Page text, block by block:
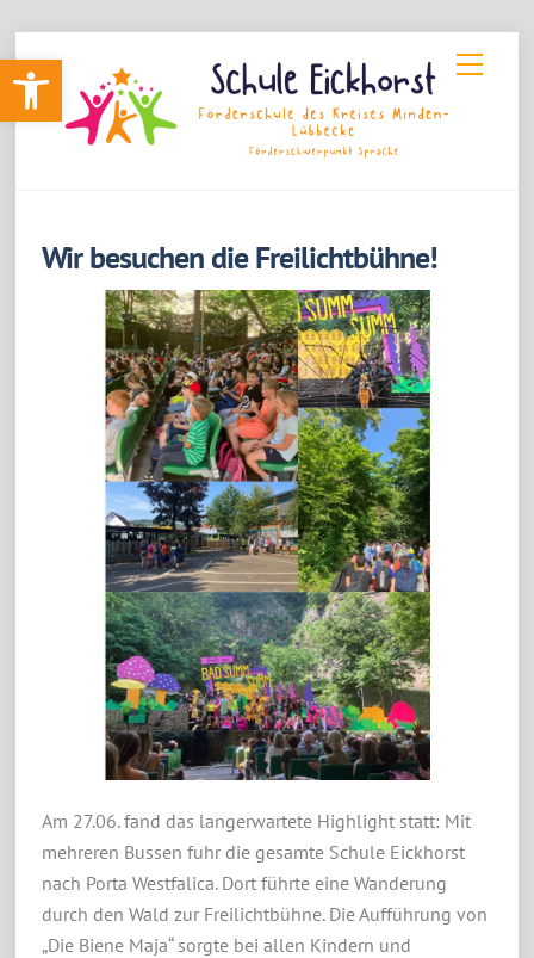
Werkzeugleiste öffnen
to
content
Menu
Wir besuchen die Freilichtbühne!
Am 27.06. fand das langerwartete Highlight statt: Mit
mehreren Bussen fuhr die gesamte Schule Eickhorst
nach Porta Westfalica. Dort führte eine Wanderung
durch den Wald zur Freilichtbühne. Die Aufführung von
„Die Biene Maja“ sorgte bei allen Kindern und